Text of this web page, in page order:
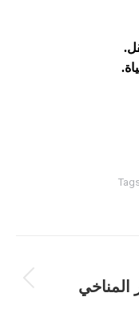
المناخي